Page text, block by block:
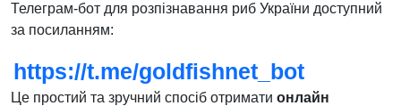
Телеграм-бот для розпізнавання риб України доступний
за посиланням:
https://t.me/goldfishnet_bot
Це простий та зручний спосіб отримати онлайн